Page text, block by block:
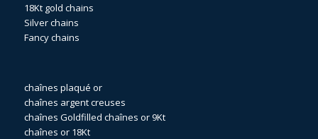
18Kt gold chains
Silver chains
Fancy chains
chaînes plaqué or
chaînes argent creuses
chaînes Goldfilled chaînes or 9Kt
chaînes or 18Kt